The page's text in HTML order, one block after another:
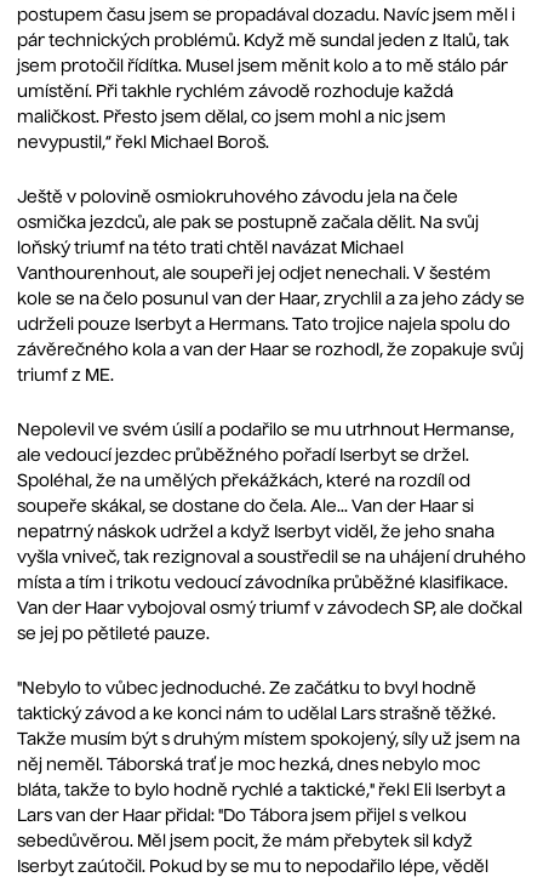
postupem času jsem se propadával dozadu. Navíc jsem měl i
pár technických problémů. Když mě sundal jeden z Italů, tak
jsem protočil řídítka. Musel jsem měnit kolo a to mě stálo pár
umístění. Při takhle rychlém závodě rozhoduje každá
maličkost. Přesto jsem dělal, co jsem mohl a nic jsem
nevypustil,“ řekl Michael Boroš.
Ještě v polovině osmiokruhového závodu jela na čele
osmička jezdců, ale pak se postupně začala dělit. Na svůj
loňský triumf na této trati chtěl navázat Michael
Vanthourenhout, ale soupeři jej odjet nenechali. V šestém
kole se na čelo posunul van der Haar, zrychlil a za jeho zády se
udrželi pouze Iserbyt a Hermans. Tato trojice najela spolu do
závěrečného kola a van der Haar se rozhodl, že zopakuje svůj
triumf z ME.
Nepolevil ve svém úsilí a podařilo se mu utrhnout Hermanse,
ale vedoucí jezdec průběžného pořadí Iserbyt se držel.
Spoléhal, že na umělých překážkách, které na rozdíl od
soupeře skákal, se dostane do čela. Ale... Van der Haar si
nepatrný náskok udržel a když Iserbyt viděl, že jeho snaha
vyšla vniveč, tak rezignoval a soustředil se na uhájení druhého
místa a tím i trikotu vedoucí závodníka průběžné klasifikace.
Van der Haar vybojoval osmý triumf v závodech SP, ale dočkal
se jej po pětileté pauze.
"Nebylo to vůbec jednoduché. Ze začátku to bvyl hodně
taktický závod a ke konci nám to udělal Lars strašně těžké.
Takže musím být s druhým místem spokojený, síly už jsem na
něj neměl. Táborská trať je moc hezká, dnes nebylo moc
bláta, takže to bylo hodně rychlé a taktické," řekl Eli Iserbyt a
Lars van der Haar přidal: "Do Tábora jsem přijel s velkou
sebedůvěrou. Měl jsem pocit, že mám přebytek sil když
Iserbyt zaútočil. Pokud by se mu to nepodařilo lépe, věděl